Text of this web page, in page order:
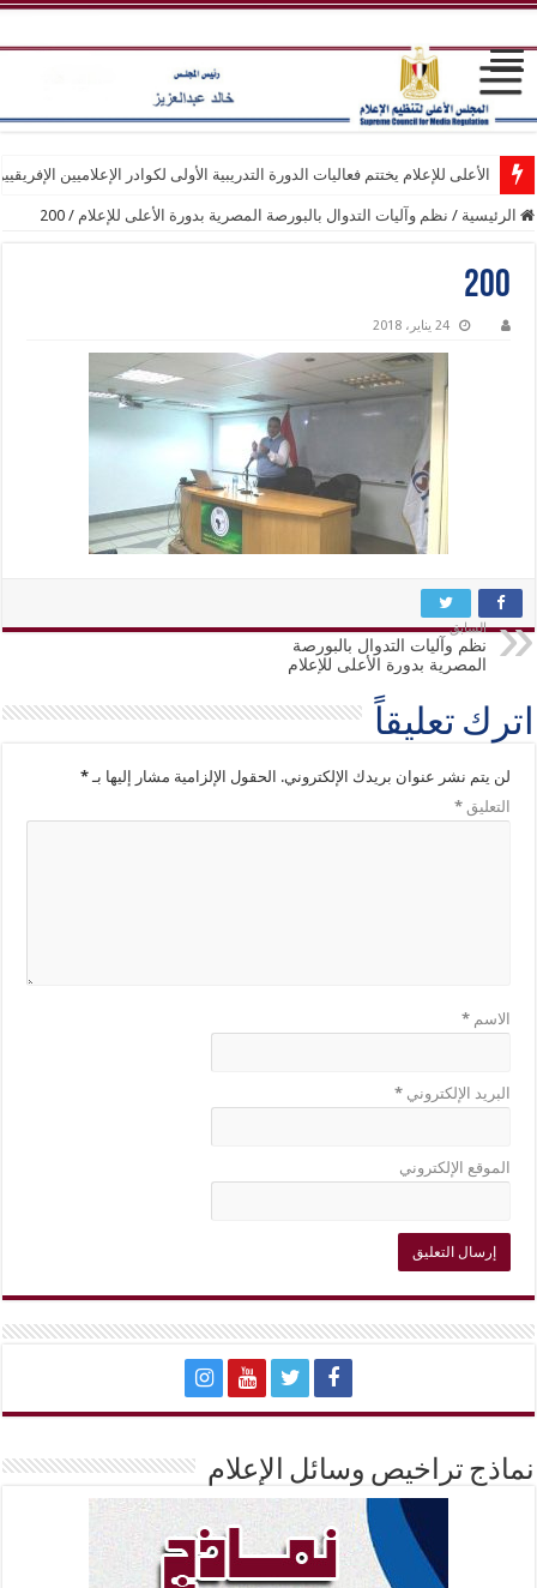
الأعلى للإعلام يختتم فعاليات الدورة التدريبية الأولى لكوادر الإعلاميين
الرئيسية / نظم وآليات التدوال بالبورصة المصرية بدورة الأعلى للإعلام /
200
200
24 يناير، 2018
السابق
نظم وآليات التدوال بالبورصة
المصرية بدورة الأعلى للإعلام
اترك تعليقاً
لن يتم نشر عنوان بريدك الإلكتروني. الحقول الإلزامية مشار إليها بـ*
التعليق*
الاسم*
البريد الإلكتروني*
الموقع الإلكتروني
نماذج تراخيص وسائل الإعلام